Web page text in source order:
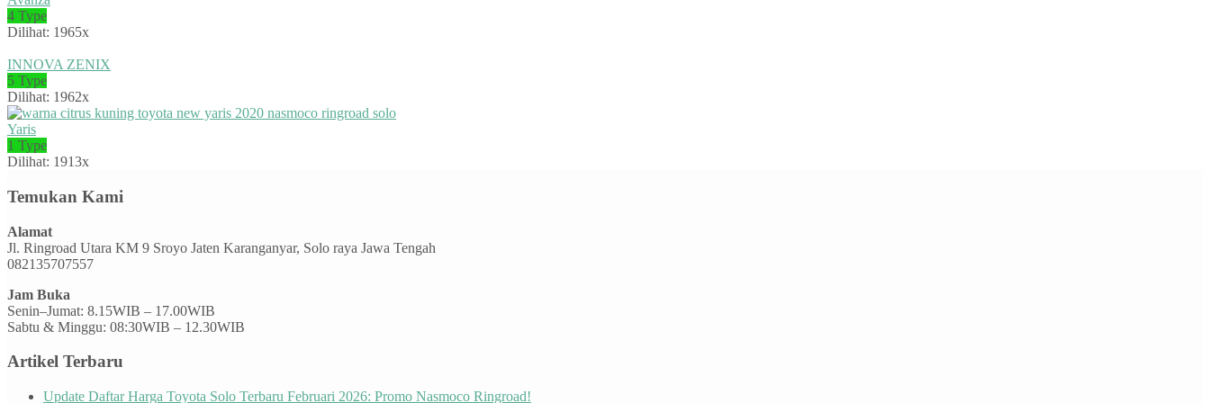
4 Type
Dilihat: 1965x
INNOVA ZENIX
5 Type
Dilihat: 1962x
Yaris
1 Type
Dilihat: 1913x
Temukan Kami
Alamat
Jl. Ringroad Utara KM 9 Sroyo Jaten Karanganyar, Solo raya Jawa Tengah
082135707557
Jam Buka
Senin–Jumat: 8.15WIB – 17.00WIB
Sabtu & Minggu: 08:30WIB – 12.30WIB
Artikel Terbaru
Update Daftar Harga Toyota Solo Terbaru Februari 2026: Promo Nasmoco Ringroad!